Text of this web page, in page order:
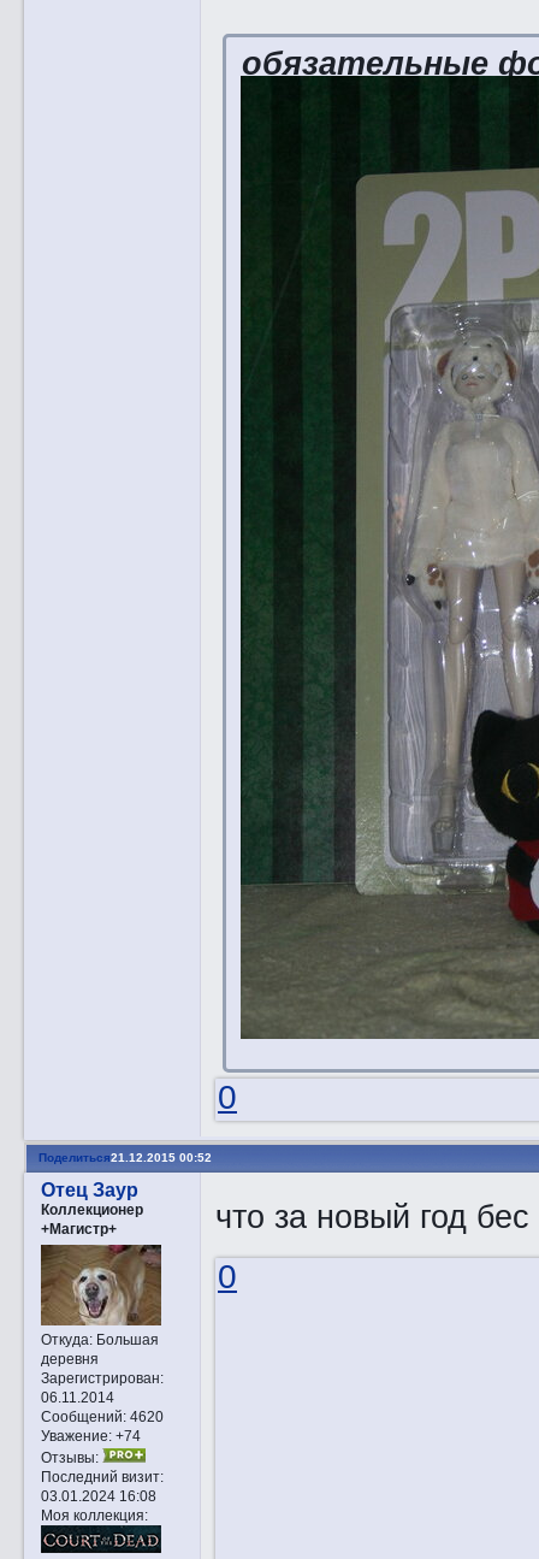
обязательные
0
Поделиться21.12.2015 00:52
Отец Заур
Коллекционер
+Магистр+
Откуда:Большая
деревня
Зарегистрирован:
06.11.2014
Сообщений:4620
Уважение: +74
Отзывы:
Последний визит:
03.01.2024 16:08
Моя коллекция:
что за новый год
0